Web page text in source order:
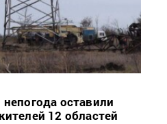
оставили
12 областей